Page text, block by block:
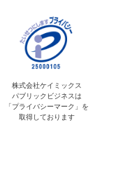
株式会社ケイミックス
パブリックビジネスは
「プライバシーマーク」を
取得しております